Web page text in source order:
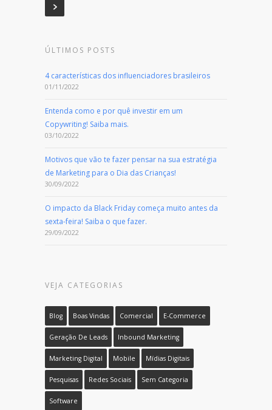
ÚLTIMOS POSTS
4 características dos influenciadores brasileiros
01/11/2022
Entenda como e por quê investir em um
Copywriting! Saiba mais.
03/10/2022
Motivos que vão te fazer pensar na sua estratégia
de Marketing para o Dia das Crianças!
30/09/2022
O impacto da Black Friday começa muito antes da
sexta-feira! Saiba o que fazer.
29/09/2022
VEJA CATEGORIAS
Blog Boas Vindas Comercial E-Commerce
Geração De Leads Inbound Marketing
Marketing Digital Mobile Mídias Digitais
Pesquisas Redes Sociais Sem Categoria
Software